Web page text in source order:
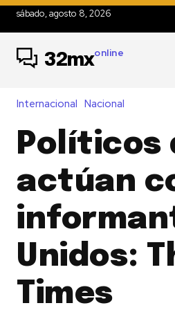
sábado, agosto 8, 2026
32mxonline
Internacional Nacional
Políticos
actúan
Unidos:
Times